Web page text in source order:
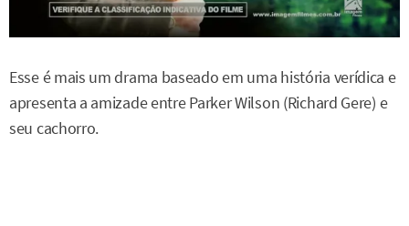
Esse é mais um drama baseado em uma história verídica e
apresenta a amizade entre Parker Wilson (Richard Gere) e
seu cachorro.